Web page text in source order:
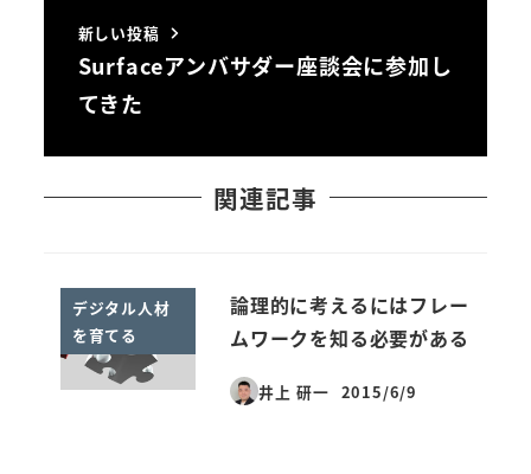
新しい投稿
Surfaceアンバサダー座談会に参加し
てきた
関連記事
デジタル人材
を育てる
論理的に考えるにはフレー
ムワークを知る必要がある
井上 研一
投稿日
2015/6/9